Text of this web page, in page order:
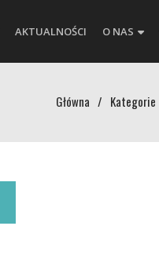
AKTUALNOŚCI O NAS
Główna / Kategorie